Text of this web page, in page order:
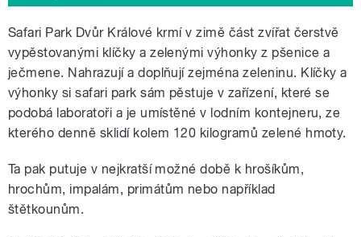
Safari Park Dvůr Králové krmí v zimě část zvířat čerstvě
vypěstovanými klíčky a zelenými výhonky z pšenice a
ječmene. Nahrazují a doplňují zejména zeleninu. Klíčky a
výhonky si safari park sám pěstuje v zařízení, které se
podobá laboratoři a je umístěné v lodním kontejneru, ze
kterého denně sklidí kolem 120 kilogramů zelené hmoty.
Ta pak putuje v nejkratší možné době k hrošíkům,
hrochům, impalám, primátům nebo například
štětkounům.